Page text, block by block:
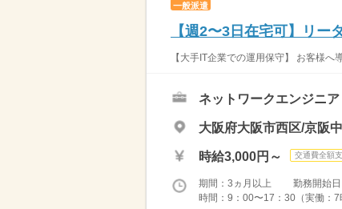
一般派遣
【週2〜3日在宅可】リ
【大手IT企業での運用保守】 お客様
ネットワークエンジニア
大阪府大阪市西区/京阪
時給3,000円～ 交通費全額
期間：3ヵ月以上 勤務開始日
時間：9：00〜17：30（実働：7